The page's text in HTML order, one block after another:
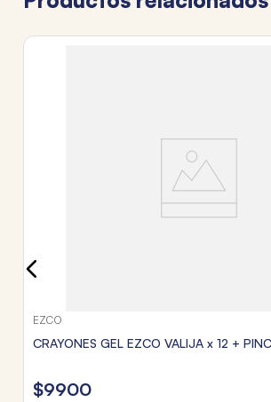
EZCO
CRAYONES GEL EZCO VALIJA x 12 +
$9900